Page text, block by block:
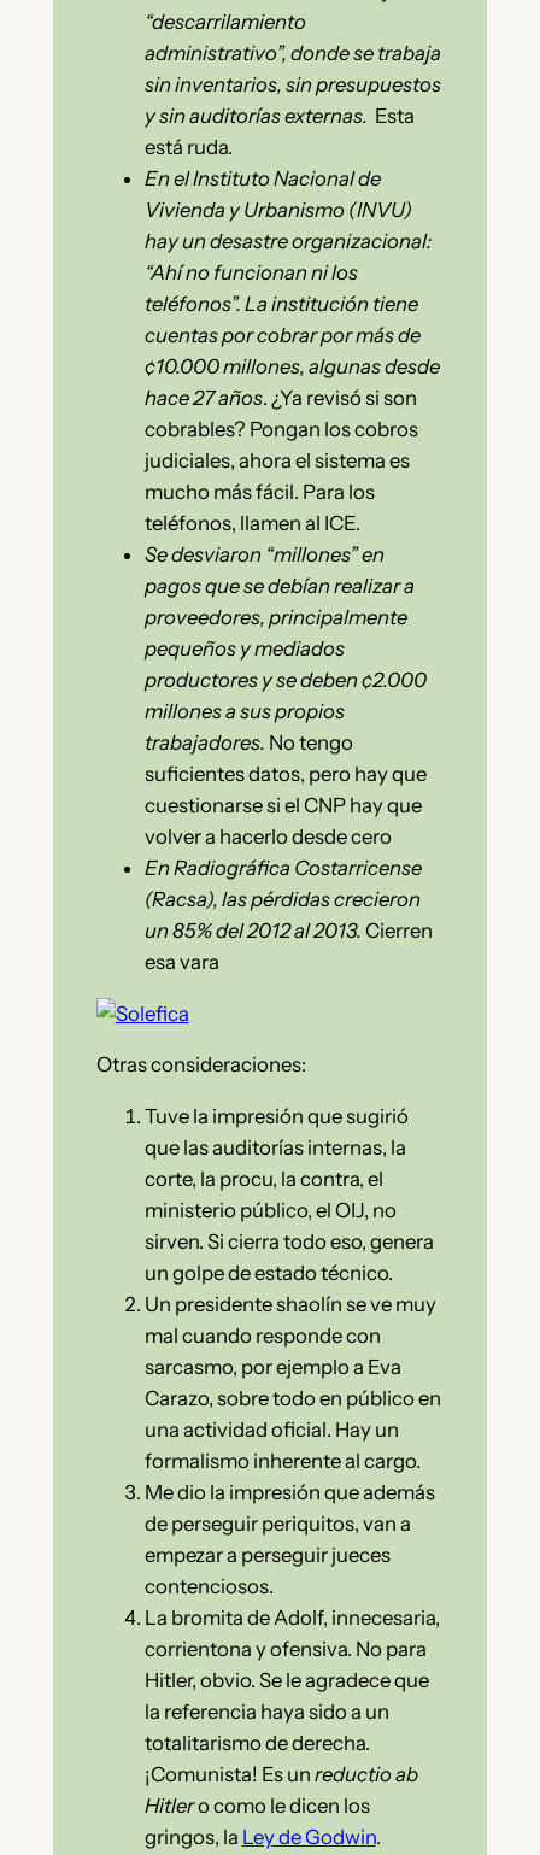
“descarrilamiento
administrativo”, donde se trabaja
sin inventarios, sin presupuestos
y sin auditorías externas. Esta
está ruda.
En el Instituto Nacional de
Vivienda y Urbanismo (INVU)
hay un desastre organizacional:
“Ahí no funcionan ni los
teléfonos”. La institución tiene
cuentas por cobrar por más de
¢10.000 millones, algunas desde
hace 27 años. ¿Ya revisó si son
cobrables? Pongan los cobros
judiciales, ahora el sistema es
mucho más fácil. Para los
teléfonos, llamen al ICE.
Se desviaron “millones” en
pagos que se debían realizar a
proveedores, principalmente
pequeños y mediados
productores y se deben ¢2.000
millones a sus propios
trabajadores. No tengo
suficientes datos, pero hay que
cuestionarse si el CNP hay que
volver a hacerlo desde cero
En Radiográfica Costarricense
(Racsa), las pérdidas crecieron
un 85% del 2012 al 2013. Cierren
esa vara
Otras consideraciones:
Tuve la impresión que sugirió
que las auditorías internas, la
corte, la procu, la contra, el
ministerio público, el OIJ, no
sirven. Si cierra todo eso, genera
un golpe de estado técnico.
Un presidente shaolín se ve muy
mal cuando responde con
sarcasmo, por ejemplo a Eva
Carazo, sobre todo en público en
una actividad oficial. Hay un
formalismo inherente al cargo.
Me dio la impresión que además
de perseguir periquitos, van a
empezar a perseguir jueces
contenciosos.
La bromita de Adolf, innecesaria,
corrientona y ofensiva. No para
Hitler, obvio. Se le agradece que
la referencia haya sido a un
totalitarismo de derecha.
¡Comunista! Es un reductio ab
Hitlero como le dicen los
gringos, la Ley de Godwin.